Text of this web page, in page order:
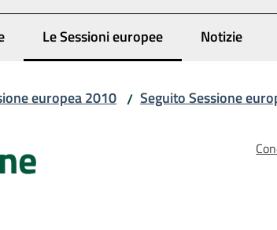
Le Sessioni europee
Menu selezionato Notizie
europea 2010 / Seguito Sessione